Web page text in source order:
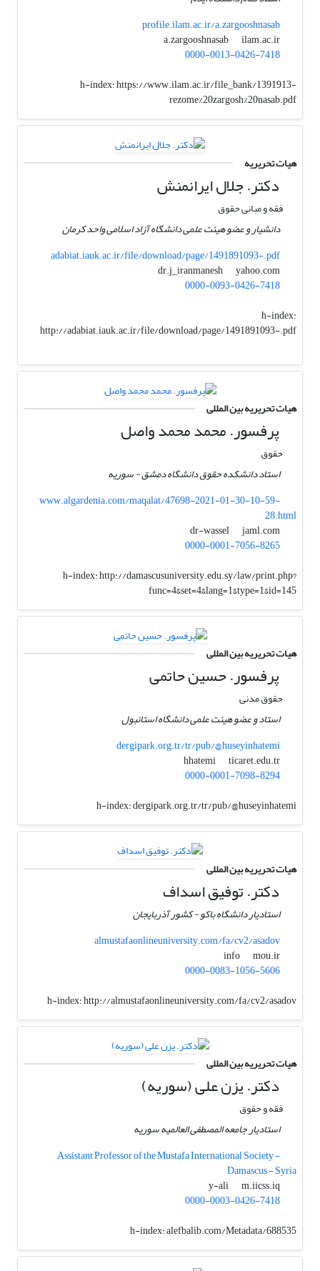
profile.ilam.ac.ir/a.zargooshnasab
a.zargooshnasab
ilam.ac.ir
0000-0013-0426-7418
h-index:https://www.ilam.ac.ir/file_bank/1391913-
rezome%20zargosh%20nasab.pdf
هیات تحریریه
دکتر. جلال ایرانمنش
فقه و مبانی حقوق
دانشیار و عضو هیئت علمی دانشگاه آزاد اسلامی واحد کرمان
adabiat.iauk.ac.ir/file/download/page/1491891093-.pdf
dr.j_iranmanesh
yahoo.com
0000-0093-0426-7418
h-index:
http://adabiat.iauk.ac.ir/file/download/page/1491891093-.pdf
هیات تحریریه بین المللی
پرفسور. محمد محمد واصل
حقوق
استاد دانشکده حقوق دانشگاه دمشق - سوریه
www.algardenia.com/maqalat/47698-2021-01-30-10-59-
28.html
dr-wassel
jaml.com
0000-0001-7056-8265
h-index:http://damascusuniversity.edu.sy/law/print.php?
func=4&set=4&lang=1&type=1&id=145
هیات تحریریه بین المللی
پرفسور. حسین حاتمی
حقوق مدنی
استاد و عضو هیئت علمی دانشگاه استانبول
dergipark.org.tr/tr/pub/@huseyinhatemi
hhatemi
ticaret.edu.tr
0000-0001-7098-8294
h-index:dergipark.org.tr/tr/pub/@huseyinhatemi
هیات تحریریه بین المللی
دکتر. توفیق اسداف
استادیار دانشگاه باکو - کشور آذربایجان
almustafaonlineuniversity.com/fa/cv2/asadov
info
mou.ir
0000-0083-1056-5606
h-index:http://almustafaonlineuniversity.com/fa/cv2/asadov
هیات تحریریه بین المللی
دکتر. یزن علی (سوریه)
فقه و حقوق
استادیار جامعه المصطفی العالمیه سوریه
Assistant Professor of the Mustafa International Society -
Damascus - Syria
y-ali
m.iicss.iq
0000-0003-0426-7418
h-index:alefbalib.com/Metadata/688535